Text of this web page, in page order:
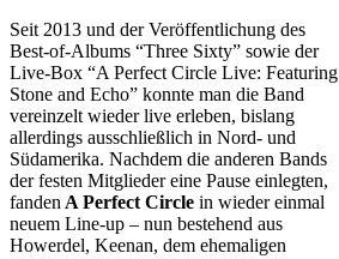
Seit 2013 und der Veröffentlichung des
Best-of-Albums “Three Sixty” sowie der
Live-Box “A Perfect Circle Live: Featuring
Stone and Echo” konnte man die Band
vereinzelt wieder live erleben, bislang
allerdings ausschließlich in Nord- und
Südamerika. Nachdem die anderen Bands
der festen Mitglieder eine Pause einlegten,
fanden A Perfect Circle in wieder einmal
neuem Line-up – nun bestehend aus
Howerdel, Keenan, dem ehemaligen